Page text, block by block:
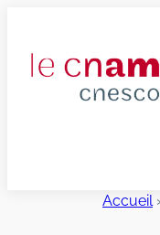
contenu
Accueil